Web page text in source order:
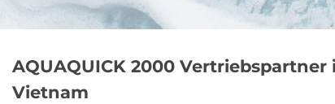
AQUAQUICK 2000
Vietnam